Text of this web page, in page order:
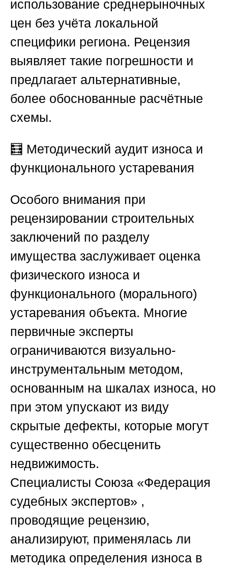
использование среднерыночных
цен без учёта локальной
специфики региона. Рецензия
выявляет такие погрешности и
предлагает альтернативные,
более обоснованные расчётные
схемы.
🧮 Методический аудит износа и
функционального устаревания
Особого внимания при
рецензировании строительных
заключений по разделу
имущества заслуживает оценка
физического износа и
функционального (морального)
устаревания объекта. Многие
первичные эксперты
ограничиваются визуально-
инструментальным методом,
основанным на шкалах износа, но
при этом упускают из виду
скрытые дефекты, которые могут
существенно обесценить
недвижимость.
Специалисты Союза «Федерация
судебных экспертов» ,
проводящие рецензию,
анализируют, применялась ли
методика определения износа в